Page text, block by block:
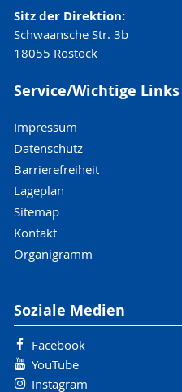
Sitz der Direktion:
Schwaansche Str. 3b
18055 Rostock
Service/Wichtige Links
Impressum
Datenschutz
Barrierefreiheit
Lageplan
Sitemap
Kontakt
Organigramm
Soziale Medien
Facebook
YouTube
Instagram